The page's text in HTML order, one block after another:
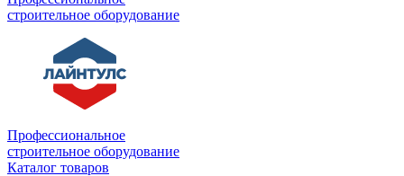
строительное оборудование
Профессиональное
строительное оборудование
Каталог товаров